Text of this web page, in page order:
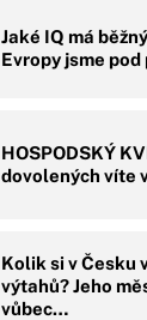
Jaké IQ má
Evropy jsme
HOSPODSKÝ
dovolených víte
Kolik si v Česku
výtahů? Jeho
vůbec…